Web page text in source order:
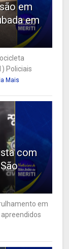
em
em
Policiais
Mais
com
em